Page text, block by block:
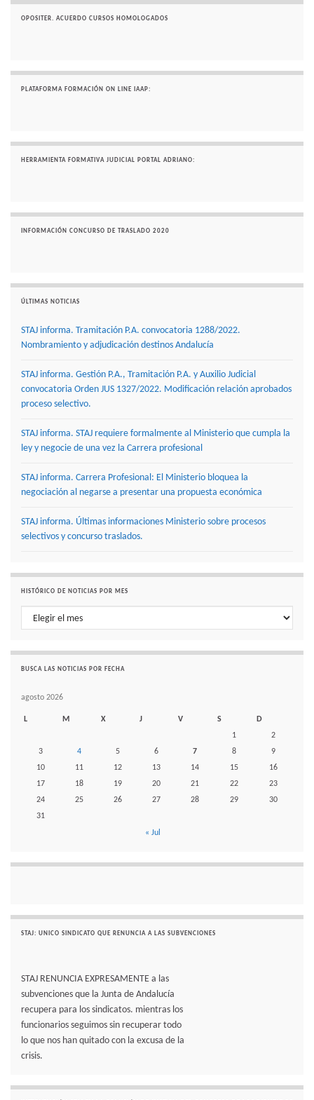
OPOSITER. ACUERDO CURSOS HOMOLOGADOS
PLATAFORMA FORMACIÓN ON LINE IAAP:
HERRAMIENTA FORMATIVA JUDICIAL PORTAL ADRIANO:
INFORMACIÓN CONCURSO DE TRASLADO 2020
ÚLTIMAS NOTICIAS
STAJ informa. Tramitación P.A. convocatoria 1288/2022.
Nombramiento y adjudicación destinos Andalucía
STAJ informa. Gestión P.A., Tramitación P.A. y Auxilio Judicial
convocatoria Orden JUS 1327/2022. Modificación relación aprobados
proceso selectivo.
STAJ informa. STAJ requiere formalmente al Ministerio que cumpla la
ley y negocie de una vez la Carrera profesional
STAJ informa. Carrera Profesional: El Ministerio bloquea la
negociación al negarse a presentar una propuesta económica
STAJ informa. Últimas informaciones Ministerio sobre procesos
selectivos y concurso traslados.
HISTÓRICO DE NOTICIAS POR MES
Histórico de noticias por mes
BUSCA LAS NOTICIAS POR FECHA
agosto 2026
L M X J V S
D
1
2
3
4 5 6 7 8
9
10
11 12 13 14 15
16
17
18 19 20 21 22
23
24
25 26 27 28 29
30
31
« Jul
STAJ: UNICO SINDICATO QUE RENUNCIA A LAS SUBVENCIONES
STAJ RENUNCIA EXPRESAMENTE a las
subvenciones que la Junta de Andalucía
recupera para los sindicatos. mientras los
funcionarios seguimos sin recuperar todo
lo que nos han quitado con la excusa de la
crisis.